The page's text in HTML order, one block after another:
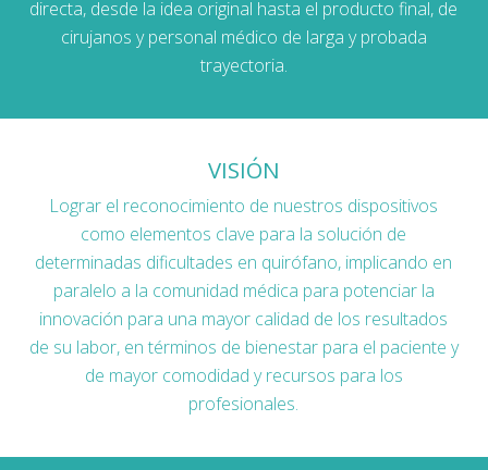
directa, desde la idea original hasta el producto final, de
cirujanos y personal médico de larga y probada
trayectoria.
VISIÓN
Lograr el reconocimiento de nuestros dispositivos
como elementos clave para la solución de
determinadas dificultades en quirófano, implicando en
paralelo a la comunidad médica para potenciar la
innovación para una mayor calidad de los resultados
de su labor, en términos de bienestar para el paciente y
de mayor comodidad y recursos para los
profesionales.